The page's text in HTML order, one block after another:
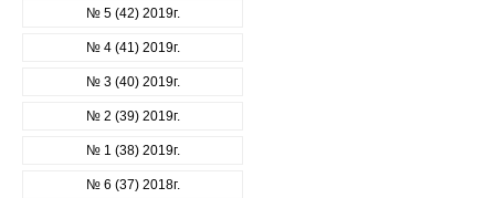
№ 5 (42) 2019г.
№ 4 (41) 2019г.
№ 3 (40) 2019г.
№ 2 (39) 2019г.
№ 1 (38) 2019г.
№ 6 (37) 2018г.